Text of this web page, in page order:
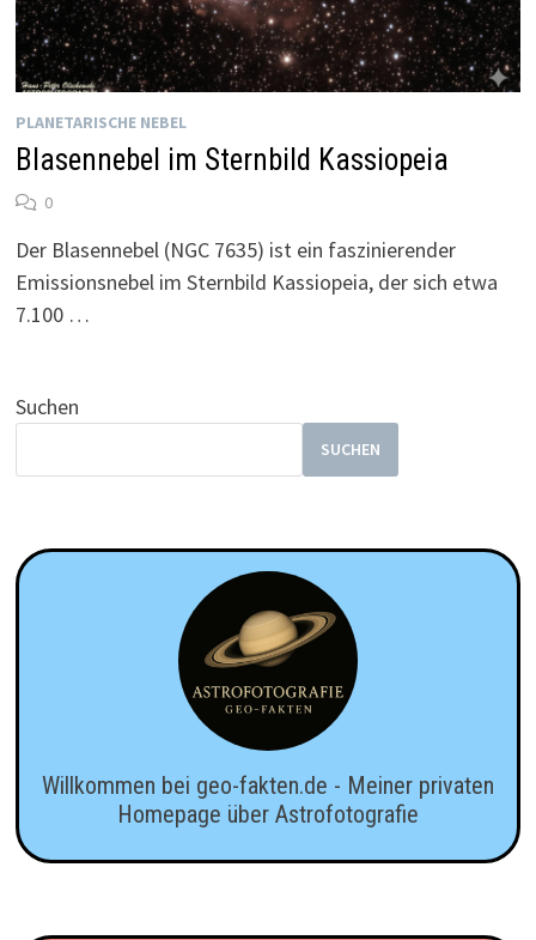
PLANETARISCHE NEBEL
Blasennebel im Sternbild Kassiopeia
0
Der Blasennebel (NGC 7635) ist ein faszinierender
Emissionsnebel im Sternbild Kassiopeia, der sich etwa
7.100 …
Suchen
SUCHEN
Willkommen bei geo-fakten.de - Meiner privaten
Homepage über Astrofotografie